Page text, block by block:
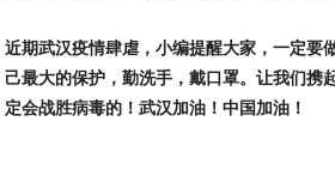
近期武汉疫情肆虐，小编提醒大家，一定要
己最大的保护，勤洗手，戴口罩。让我们携
定会战胜病毒的！武汉加油！中国加油！